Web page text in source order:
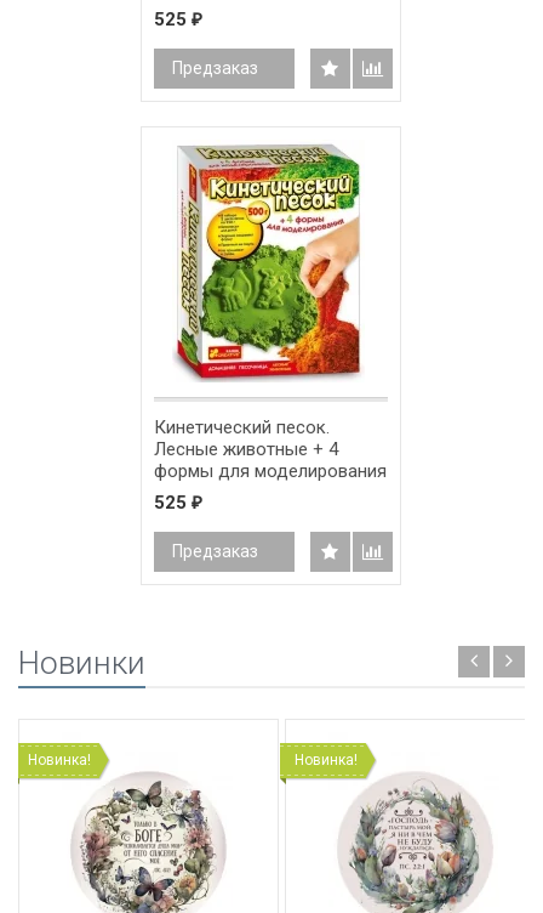
525 ₽
Предзаказ
Кинетический песок.
Лесные животные + 4
формы для моделирования
525 ₽
Предзаказ
Новинки
Новинка! Новинка!